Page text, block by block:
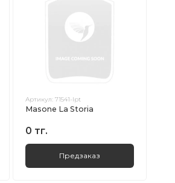
Артикул:71541-lpt
Masone La Storia
0 тг.
Предзаказ